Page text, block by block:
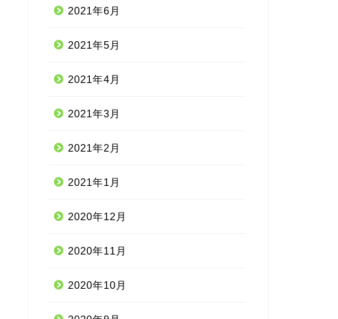
2021年6月
2021年5月
2021年4月
2021年3月
2021年2月
2021年1月
2020年12月
2020年11月
2020年10月